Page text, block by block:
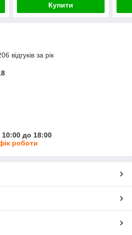
Купити
відгуків за рік
до 18:00
роботи